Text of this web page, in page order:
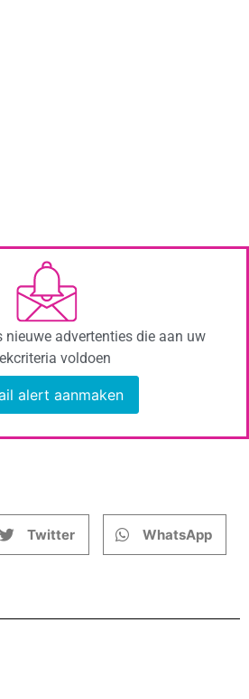
nieuwe advertenties die aan uw
voldoen
alert aanmaken
Twitter WhatsApp